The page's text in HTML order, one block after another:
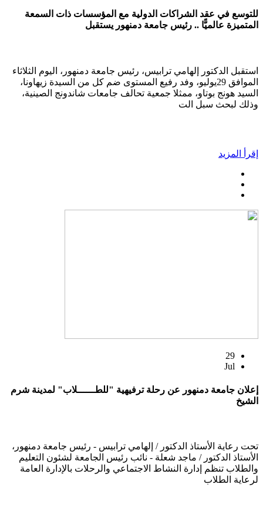
للتوسع في عقد الشراكات الدولية مع المؤسسات ذات السمعة
المتميزة عالميًّا .. رئيس جامعة دمنهور يستقبل
استقبل الدكتور إلهامي ترابيس، رئيس جامعة دمنهور، اليوم الثلاثاء
الموافق 29يوليو، وفد رفيع المستوى ضم كل من السيدة زيهاونا،
السيد هونج بوتاو، ممثلا جمعية تحالف جامعات شاندونج الصينية،
وذلك لبحث سبل الت
إقرأ المزيد
29
Jul
إعلان جامعة دمنهور عن رحلة ترفيهية "للطــــــلاب" لمدينة شرم
الشيخ
تحت رعاية الأستاذ الدكتور / إلهامي ترابيس - رئيس جامعة دمنهور،
الأستاذ الدكتور / ماجد شعلة - نائب رئيس الجامعة لشئون التعليم
والطلاب تنظم إدارة النشاط الاجتماعي والرحلات بالإدارة العامة
لرعاية الطلاب